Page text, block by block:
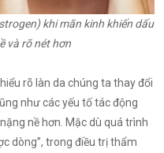
khi mãn kinh khiến dấu
và rõ nét hơn
rõ làn da chúng ta thay đổi
như các yếu tố tác động
nề hơn. Mặc dù quá trình
dòng”, trong điều trị thẩm